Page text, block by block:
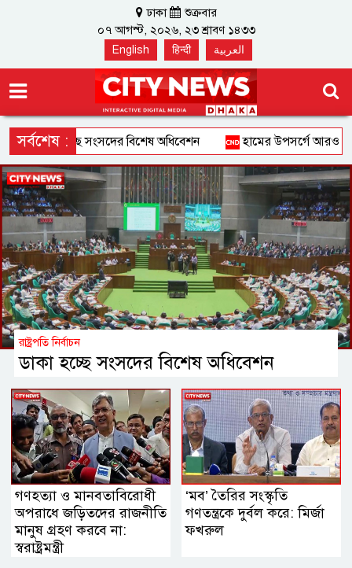
ঢাকা
শুক্রবার
০৭ আগস্ট, ২০২৬, ২৩ শ্রাবণ ১৪৩৩
English हिन्दी العربية
সর্বশেষ :
হচ্ছে সংসদের বিশেষ অধিবেশন হামের উপসর্গে আরও ৩ জনের
জাতীয়
রাষ্ট্রপতি নির্বাচন
ডাকা হচ্ছে সংসদের বিশেষ অধিবেশন
গণহত্যা ও মানবতাবিরোধী
অপরাধে জড়িতদের রাজনীতি
মানুষ গ্রহণ করবে না:
স্বরাষ্ট্রমন্ত্রী
‘মব’ তৈরির সংস্কৃতি
গণতন্ত্রকে দুর্বল করে: মির্জা
ফখরুল